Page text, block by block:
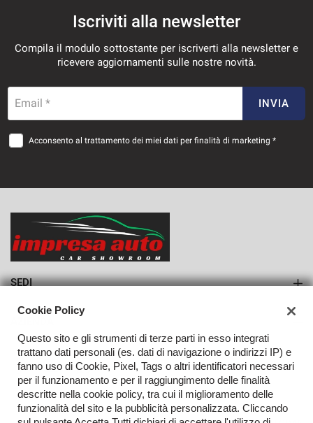
VEDI
813€/mese
36 Mesi
36 Mesi
VEDI
Iscriviti alla newsletter
Compila il modulo sottostante per iscriverti alla newsletter e
ricevere aggiornamenti sulle nostre novità.
Email * INVIA
Acconsento al trattamento dei miei dati per finalità di marketing *
SEDI
Azienda
Contatti
Cookie Policy
Questo sito e gli strumenti di terze parti in esso integrati
trattano dati personali (es. dati di navigazione o indirizzi IP) e
fanno uso di Cookie, Pixel, Tags o altri identificatori necessari
per il funzionamento e per il raggiungimento delle finalità
descritte nella cookie policy, tra cui il miglioramento delle
funzionalità del sito e la pubblicità personalizzata. Cliccando